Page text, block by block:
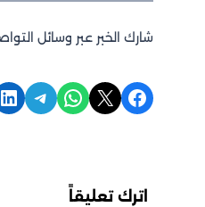
شارك الخبر عبر وسائل
Share on Facebook
Share on X
Share on WhatsApp
Share on Telegram
Share on LinkedIn
اترك تعليقاً